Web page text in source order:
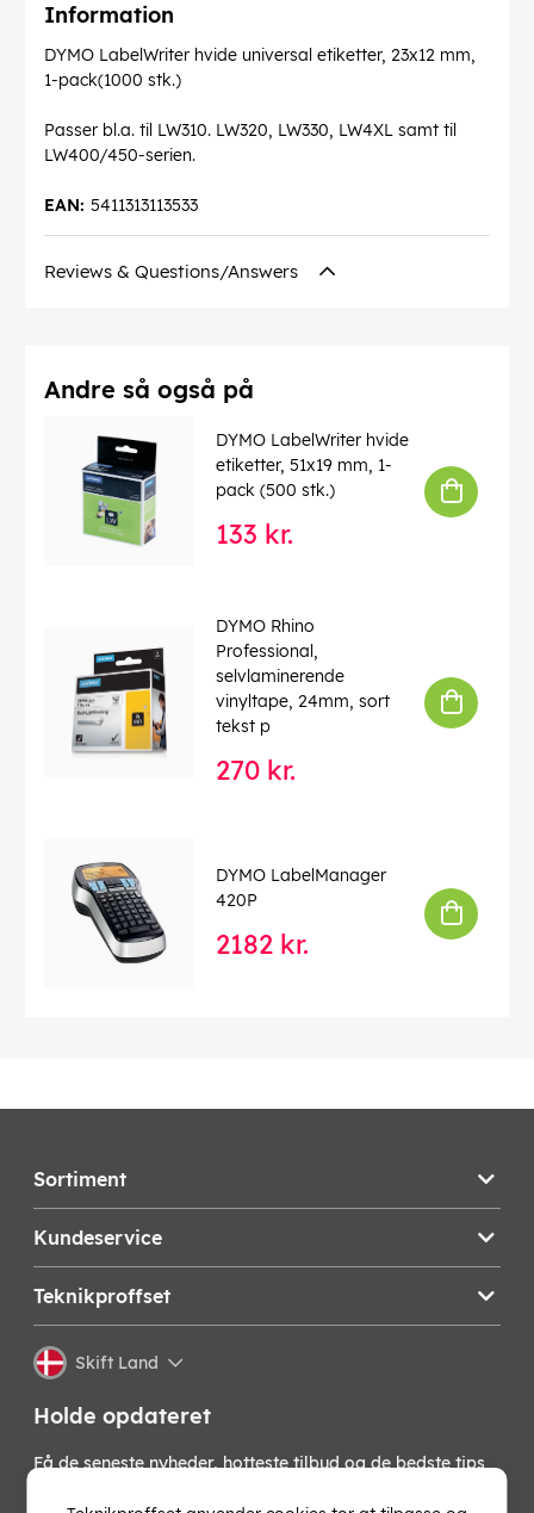
Information
DYMO LabelWriter hvide universal etiketter, 23x12 mm,
1-pack(1000 stk.)
Passer bl.a. til LW310. LW320, LW330, LW4XL samt til
LW400/450-serien.
5411313113533
EAN:
Reviews & Questions/Answers
Andre så også på
DYMO LabelWriter hvide
etiketter, 51x19 mm, 1-
pack (500 stk.)
133 kr.
DYMO Rhino
Professional,
selvlaminerende
vinyltape, 24mm, sort
tekst p
270 kr.
DYMO LabelManager
420P
2182 kr.
Sortiment
Kundeservice
Teknikproffset
Skift Land
Holde opdateret
Få de seneste nyheder, hotteste tilbud og de bedste tips